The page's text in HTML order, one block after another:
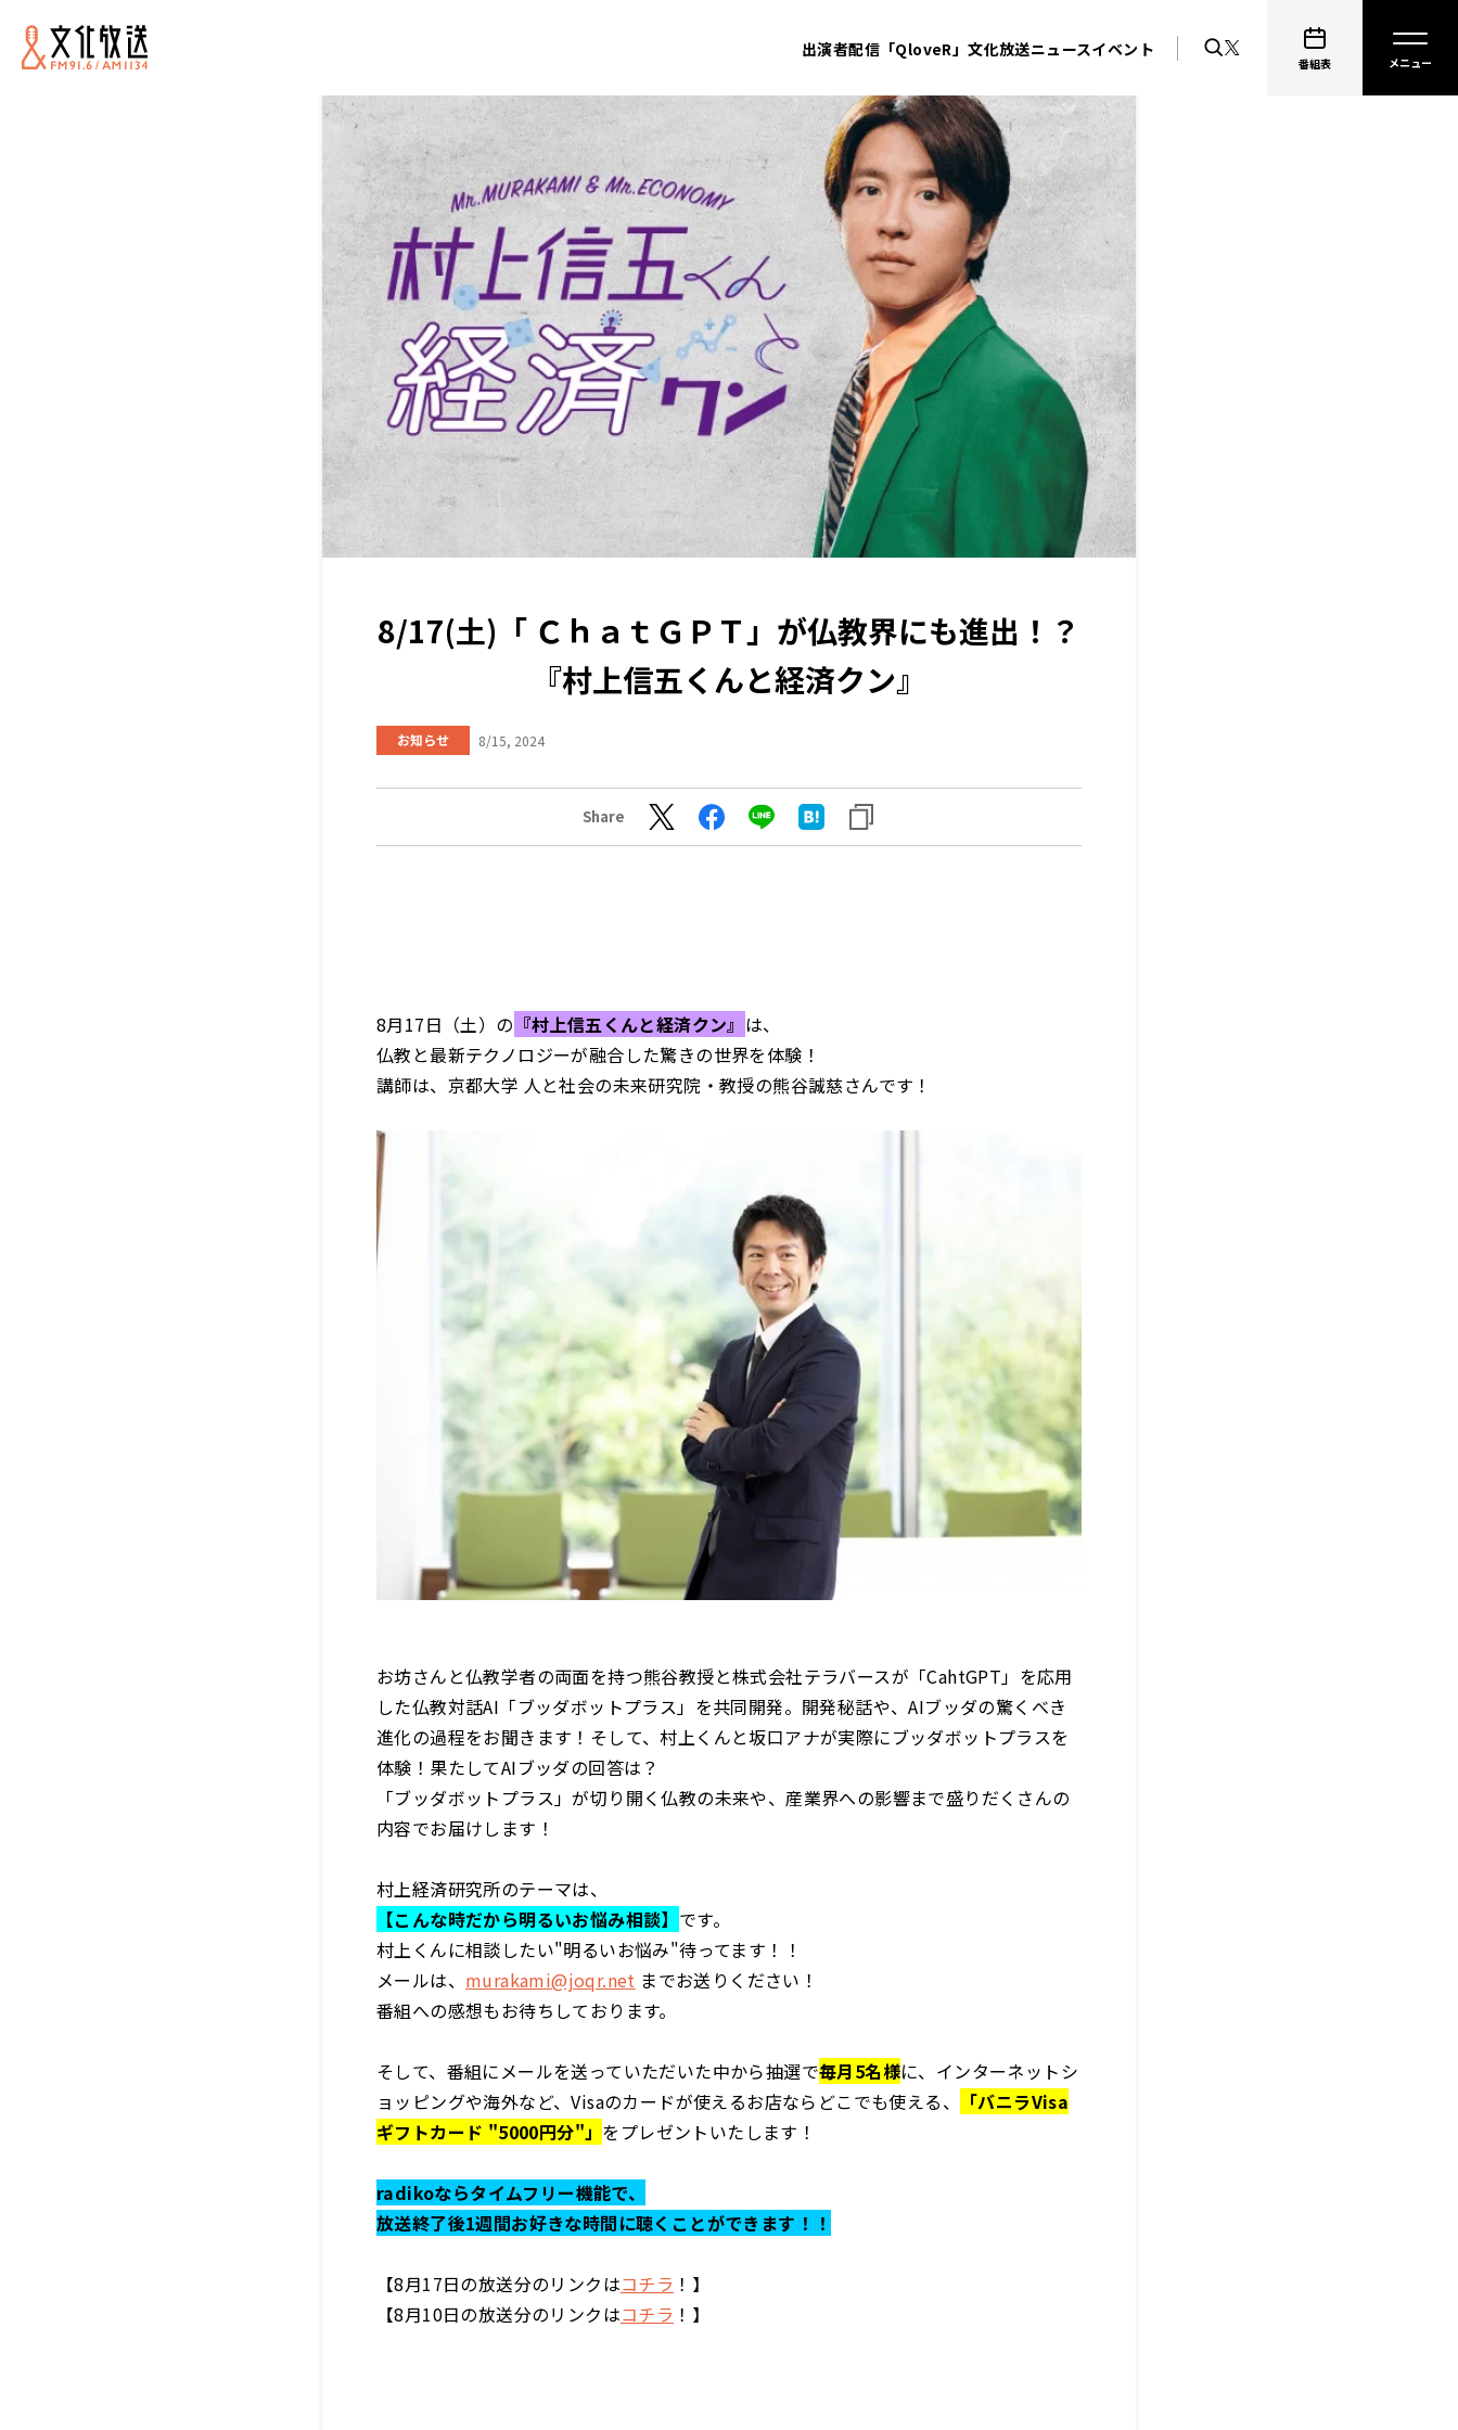
出演者配信「QloveR」文化放送ニュースイベント
番組表
8/17(土)「 ＣｈａｔＧＰＴ」が仏教界にも進出！？
『村上信五くんと経済クン』
お知らせ 8/15, 2024
Share
8月17日（土）の 『村上信五くんと経済クン』 は、
仏教と最新テクノロジーが融合した驚きの世界を体験！
講師は、京都大学 人と社会の未来研究院・教授の熊谷誠慈さんです！
お坊さんと仏教学者の両面を持つ熊谷教授と株式会社テラバースが「CahtGPT」を応用
した仏教対話AI「ブッダボットプラス」を共同開発。開発秘話や、AIブッダの驚くべき
進化の過程をお聞きます！そして、村上くんと坂口アナが実際にブッダボットプラスを
体験！果たしてAIブッダの回答は？
「ブッダボットプラス」が切り開く仏教の未来や、産業界への影響まで盛りだくさんの
内容でお届けします！
村上経済研究所のテーマは、
【こんな時だから明るいお悩み相談】 です。
村上くんに相談したい"明るいお悩み"待ってます！！
メールは、 murakami@joqr.net までお送りください！
番組への感想もお待ちしております。
そして、番組にメールを送っていただいた中から抽選で毎月5名様に、インターネットシ
ョッピングや海外など、Visaのカードが使えるお店ならどこでも使える、
「バニラVisa
ギフトカード "5000円分"」 をプレゼントいたします！
radikoならタイムフリー機能で、
放送終了後1週間お好きな時間に聴くことができます！！
【8月17日の放送分のリンクはコチラ ！】
【8月10日の放送分のリンクはコチラ ！】